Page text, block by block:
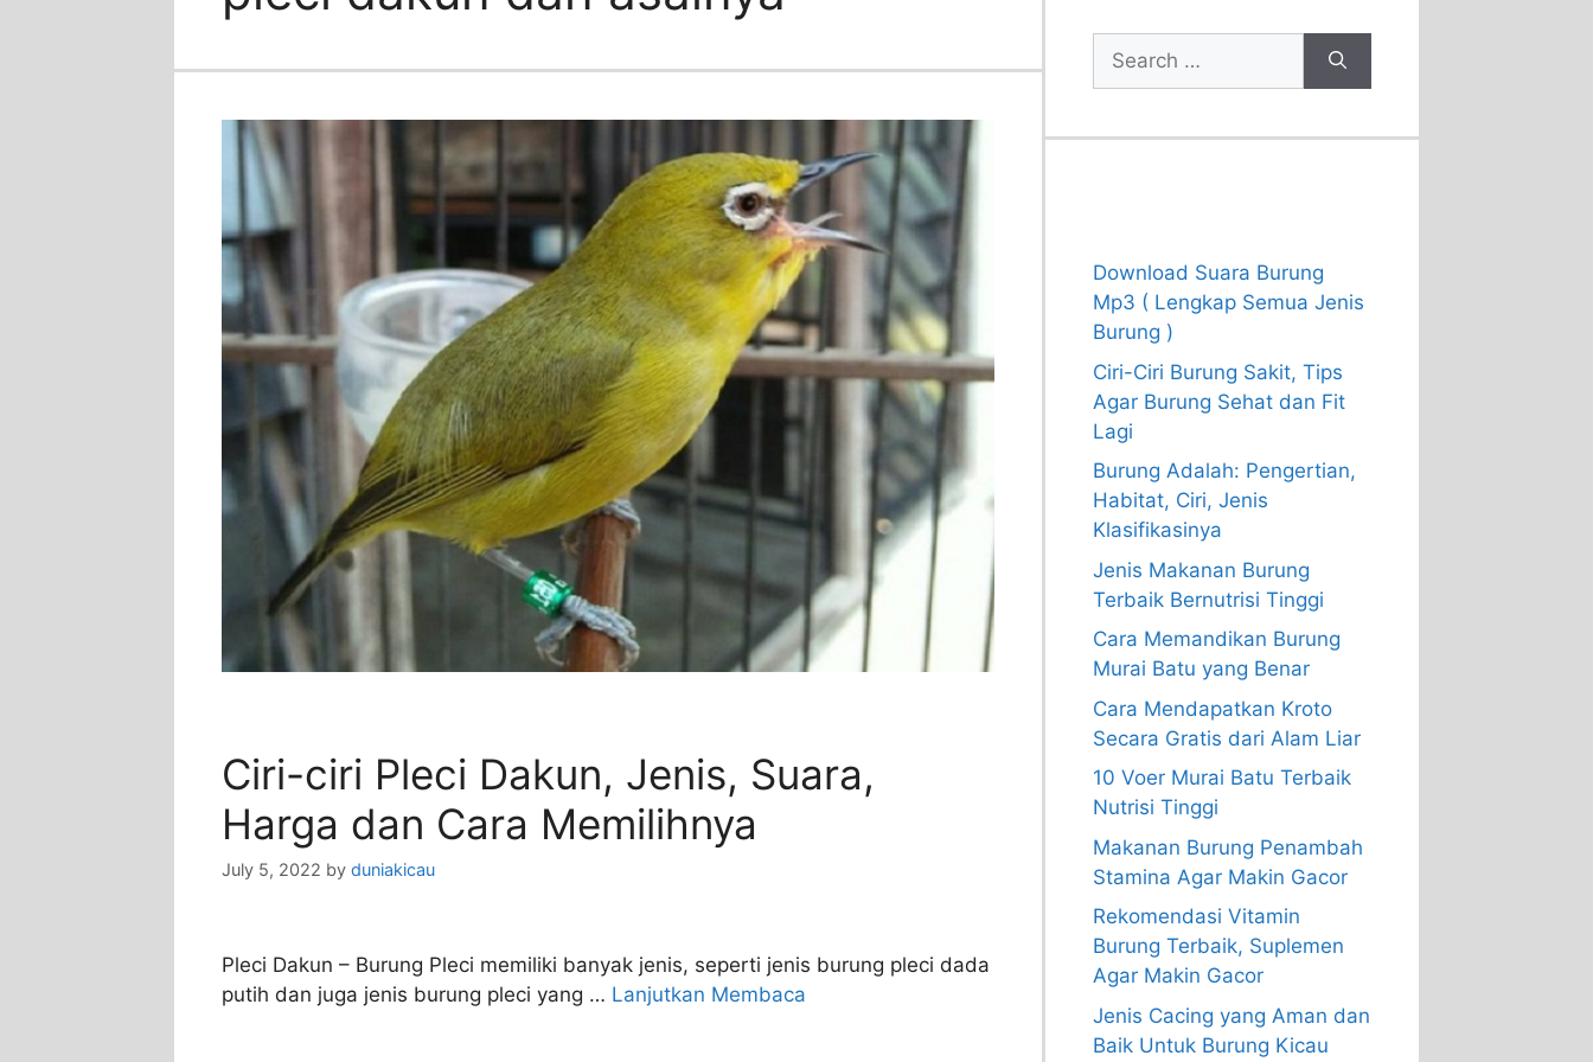
Ciri-ciri Pleci Dakun, Jenis, Suara,
Harga dan Cara Memilihnya
July 5, 2022 by duniakicau
Pleci Dakun – Burung Pleci memiliki banyak jenis, seperti jenis burung pleci dada
putih dan juga jenis burung pleci yang … Lanjutkan Membaca
Search
for:
Download Suara Burung
Mp3 ( Lengkap Semua Jenis
Burung )
Ciri-Ciri Burung Sakit, Tips
Agar Burung Sehat dan Fit
Lagi
Burung Adalah: Pengertian,
Habitat, Ciri, Jenis
Klasifikasinya
Jenis Makanan Burung
Terbaik Bernutrisi Tinggi
Cara Memandikan Burung
Murai Batu yang Benar
Cara Mendapatkan Kroto
Secara Gratis dari Alam Liar
10 Voer Murai Batu Terbaik
Nutrisi Tinggi
Makanan Burung Penambah
Stamina Agar Makin Gacor
Rekomendasi Vitamin
Burung Terbaik, Suplemen
Agar Makin Gacor
Jenis Cacing yang Aman dan
Baik Untuk Burung Kicau